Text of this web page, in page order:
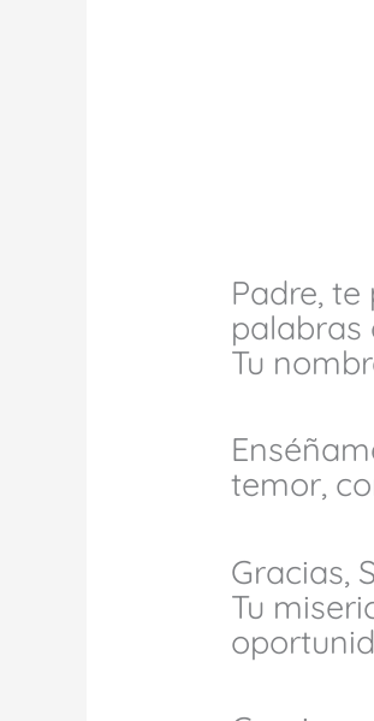
Padre,
palabras
Tu
temor,
Gracias,
Tu